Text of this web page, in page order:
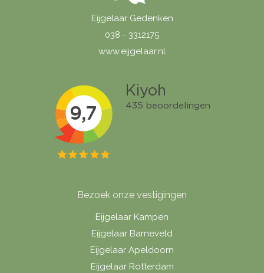
Eijgelaar Gedenken
038 - 3312175
www.eijgelaar.nl
Bezoek onze vestigingen
Eijgelaar Kampen
Eijgelaar Barneveld
Eijgelaar Apeldoorn
Eijgelaar Rotterdam